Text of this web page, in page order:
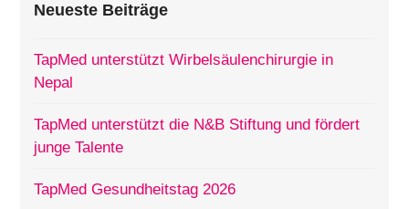
Neueste Beiträge
TapMed unterstützt Wirbelsäulenchirurgie in
Nepal
TapMed unterstützt die N&B Stiftung und fördert
junge Talente
TapMed Gesundheitstag 2026